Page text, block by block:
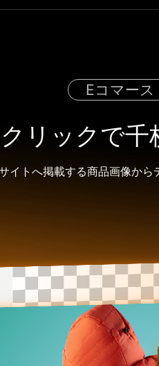
Eコマー
リックで千
イトへ掲載する商品画像から